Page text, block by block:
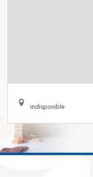
indisponible